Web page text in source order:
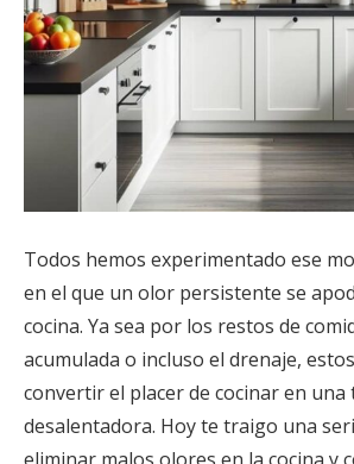
Todos hemos experimentado ese
en el que un olor persistente se
cocina. Ya sea por los restos de
acumulada o incluso el drenaje,
convertir el placer de cocinar en una
desalentadora. Hoy te traigo una